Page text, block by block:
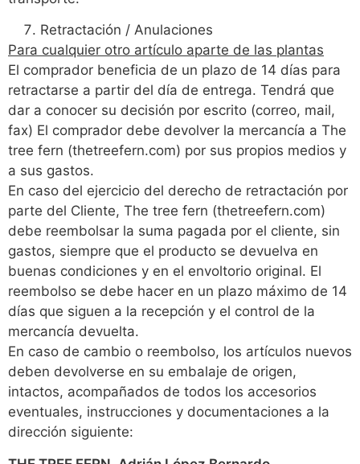
Retractación / Anulaciones
Para cualquier otro artículo aparte de las plantas
El comprador beneficia de un plazo de 14 días para
retractarse a partir del día de entrega. Tendrá que
dar a conocer su decisión por escrito (correo, mail,
fax) El comprador debe devolver la mercancía a The
tree fern (thetreefern.com) por sus propios medios y
a sus gastos.
En caso del ejercicio del derecho de retractación por
parte del Cliente, The tree fern (thetreefern.com)
debe reembolsar la suma pagada por el cliente, sin
gastos, siempre que el producto se devuelva en
buenas condiciones y en el envoltorio original. El
reembolso se debe hacer en un plazo máximo de 14
días que siguen a la recepción y el control de la
mercancía devuelta.
En caso de cambio o reembolso, los artículos nuevos
deben devolverse en su embalaje de origen,
intactos, acompañados de todos los accesorios
eventuales, instrucciones y documentaciones a la
dirección siguiente: